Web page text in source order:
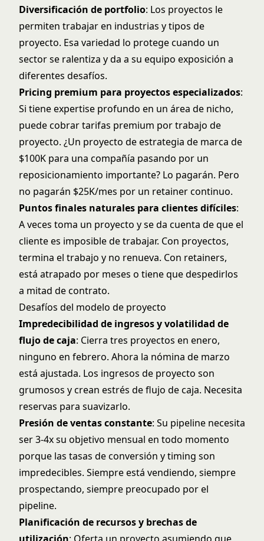
Diversificación de portfolio: Los proyectos le
permiten trabajar en industrias y tipos de
proyecto. Esa variedad lo protege cuando un
sector se ralentiza y da a su equipo exposición a
diferentes desafíos.
Pricing premium para proyectos especializados:
Si tiene expertise profundo en un área de nicho,
puede cobrar tarifas premium por trabajo de
proyecto. ¿Un proyecto de estrategia de marca de
$100K para una compañía pasando por un
reposicionamiento importante? Lo pagarán. Pero
no pagarán $25K/mes por un retainer continuo.
Puntos finales naturales para clientes difíciles:
A veces toma un proyecto y se da cuenta de que el
cliente es imposible de trabajar. Con proyectos,
termina el trabajo y no renueva. Con retainers,
está atrapado por meses o tiene que despedirlos
a mitad de contrato.
Desafíos del modelo de proyecto
Impredecibilidad de ingresos y volatilidad de
flujo de caja: Cierra tres proyectos en enero,
ninguno en febrero. Ahora la nómina de marzo
está ajustada. Los ingresos de proyecto son
grumosos y crean estrés de flujo de caja. Necesita
reservas para suavizarlo.
Presión de ventas constante: Su pipeline necesita
ser 3-4x su objetivo mensual en todo momento
porque las tasas de conversión y timing son
impredecibles. Siempre está vendiendo, siempre
prospectando, siempre preocupado por el
pipeline.
Planificación de recursos y brechas de